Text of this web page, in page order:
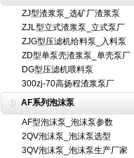
ZJ型渣浆泵_选矿厂渣浆泵
ZJL型立式渣浆泵_立式泵厂
ZJG型压滤机给料泵_入料泵
ZD型单泵壳渣浆泵_单壳泵厂
DG型压滤机喂料泵
300zj-70高扬程渣浆泵厂
AF系列泡沫泵
AF型泡沫泵_泡沫泵参数
2QV泡沫泵_泡沫泵选型
3QV泡沫泵_泡沫泵生产厂家